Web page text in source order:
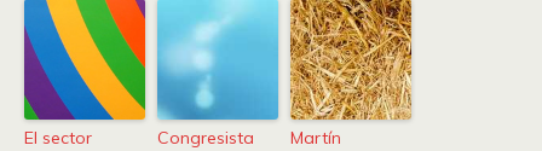
El sector
Congresista
Martín